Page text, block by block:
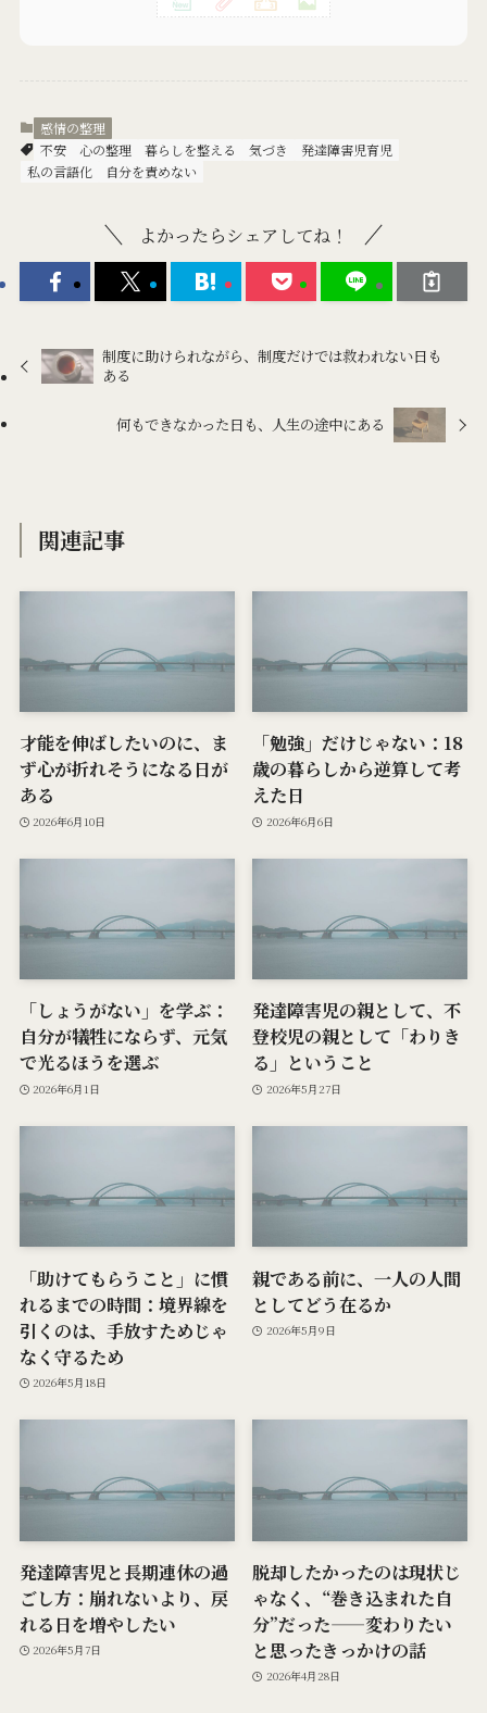
感情の整理
不安
心の整理 暮らしを整える 気づき
発達障害児育児
私の言語化
自分を責めない
よかったらシェアしてね！
制度に助けられながら、制度だけでは救われない日も
ある
何もできなかった日も、人生の途中にある
関連記事
才能を伸ばしたいのに、ま
ず心が折れそうになる日が
ある
2026年6月10日
「勉強」だけじゃない：18
歳の暮らしから逆算して考
えた日
2026年6月6日
「しょうがない」を学ぶ：
自分が犠牲にならず、元気
で光るほうを選ぶ
2026年6月1日
発達障害児の親として、不
登校児の親として「わりき
る」ということ
2026年5月27日
「助けてもらうこと」に慣
れるまでの時間：境界線を
引くのは、手放すためじゃ
なく守るため
2026年5月18日
親である前に、一人の人間
としてどう在るか
2026年5月9日
発達障害児と長期連休の過
ごし方：崩れないより、戻
れる日を増やしたい
2026年5月7日
脱却したかったのは現状じ
ゃなく、“巻き込まれた自
分”だった——変わりたい
と思ったきっかけの話
2026年4月28日